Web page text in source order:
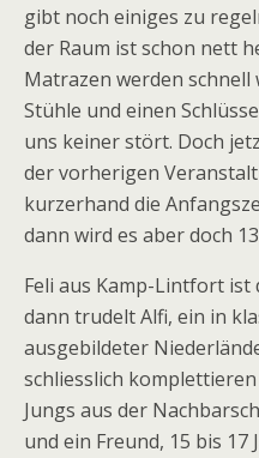
gibt noch einiges zu
der Raum ist schon nett
Matrazen werden
Stühle und einen
uns keiner stört. Doch
der vorherigen
kurzerhand die
dann wird es aber doch
Feli aus Kamp-Lintfort
dann trudelt Alfi, ein in
ausgebildeter
schliesslich
Jungs aus der
und ein Freund, 15 bis 17